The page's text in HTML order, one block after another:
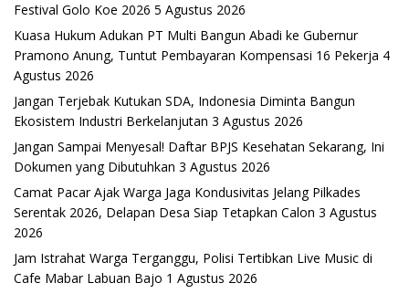
Festival Golo Koe 2026 5 Agustus 2026
Kuasa Hukum Adukan PT Multi Bangun Abadi ke Gubernur
Pramono Anung, Tuntut Pembayaran Kompensasi 16 Pekerja 4
Agustus 2026
Jangan Terjebak Kutukan SDA, Indonesia Diminta Bangun
Ekosistem Industri Berkelanjutan 3 Agustus 2026
Jangan Sampai Menyesal! Daftar BPJS Kesehatan Sekarang, Ini
Dokumen yang Dibutuhkan 3 Agustus 2026
Camat Pacar Ajak Warga Jaga Kondusivitas Jelang Pilkades
Serentak 2026, Delapan Desa Siap Tetapkan Calon 3 Agustus
2026
Jam Istrahat Warga Terganggu, Polisi Tertibkan Live Music di
Cafe Mabar Labuan Bajo 1 Agustus 2026